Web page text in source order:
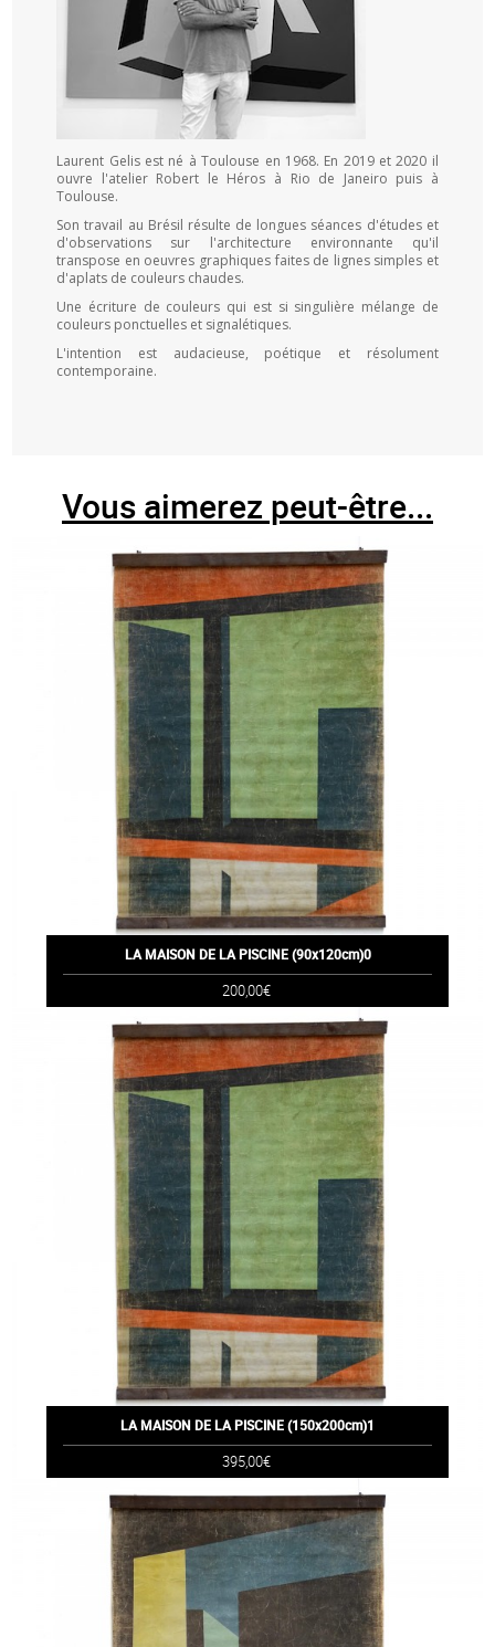
Laurent Gelis est né à Toulouse en 1968. En 2019 et 2020 il
ouvre l'atelier Robert le Héros à Rio de Janeiro puis à
Toulouse.
Son travail au Brésil résulte de longues séances d'études et
d'observations sur l'architecture environnante qu'il
transpose en oeuvres graphiques faites de lignes simples et
d'aplats de couleurs chaudes.
Une écriture de couleurs qui est si singulière mélange de
couleurs ponctuelles et signalétiques.
L'intention est audacieuse, poétique et résolument
contemporaine.
Vous aimerez peut-être...
LA MAISON DE LA PISCINE (90x120cm)0
200,00€
LA MAISON DE LA PISCINE (150x200cm)1
395,00€